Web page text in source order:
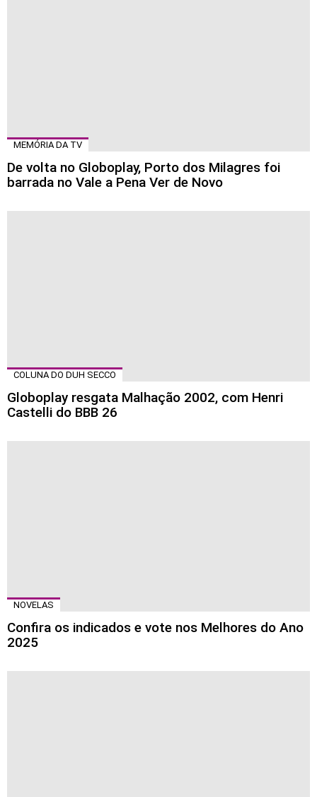
MEMÓRIA DA TV
De volta no Globoplay, Porto dos Milagres foi
barrada no Vale a Pena Ver de Novo
COLUNA DO DUH SECCO
Globoplay resgata Malhação 2002, com Henri
Castelli do BBB 26
NOVELAS
Confira os indicados e vote nos Melhores do Ano
2025